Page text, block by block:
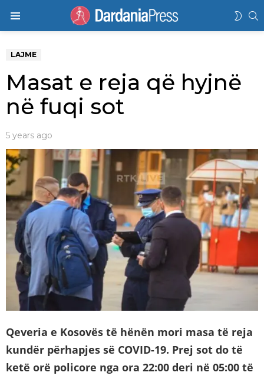
LAJME
Masat e reja që hyjnë
në fuqi sot
5 years ago
Qeveria e Kosovës të hënën mori masa të reja
kundër përhapjes së COVID-19. Prej sot do të
ketë orë policore nga ora 22:00 deri në 05:00 të